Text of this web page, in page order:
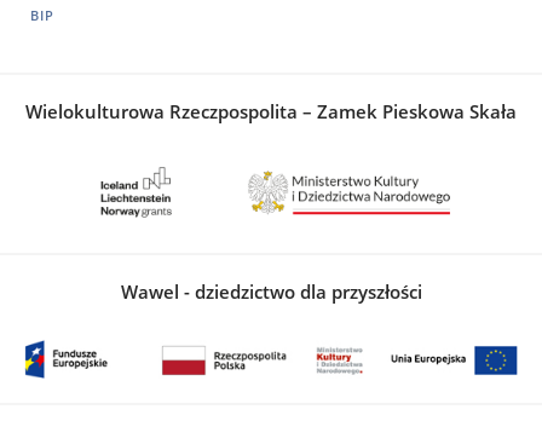
BIP
Wielokulturowa Rzeczpospolita – Zamek Pieskowa Skała
Wawel - dziedzictwo dla przyszłości